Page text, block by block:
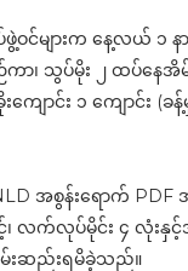
ဖွဲ့ဝင်များက နေ့လယ် ၁
ဉ်ကာ၊ သွပ်မိုး ၂ ထပ်နေ
ောင်း ၁ ကျောင်း (ခ
အစွန်းရောက် PDF
င့်၊ လက်လုပ်မိုင်း ၄ လုံ
မ်းဆည်းရမိခဲ့သည်။